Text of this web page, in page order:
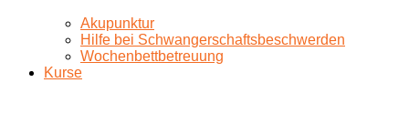
Akupunktur
Hilfe bei Schwangerschaftsbeschwerden
Wochenbettbetreuung
Kurse